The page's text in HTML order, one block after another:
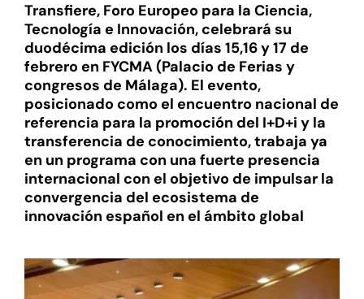
Transfiere, Foro Europeo para la Ciencia,
Tecnología e Innovación, celebrará su
duodécima edición los días 15,16 y 17 de
febrero en FYCMA (Palacio de Ferias y
congresos de Málaga). El evento,
posicionado como el encuentro nacional de
referencia para la promoción del I+D+i y la
transferencia de conocimiento, trabaja ya
en un programa con una fuerte presencia
internacional con el objetivo de impulsar la
convergencia del ecosistema de
innovación español en el ámbito global